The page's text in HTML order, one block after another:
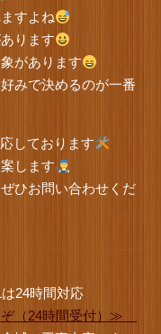
すよね
ります
があります
みで決めるのが一番
しております
します
ひお問い合わせくだ
24時間対応
ぞ（24時間受付）≫